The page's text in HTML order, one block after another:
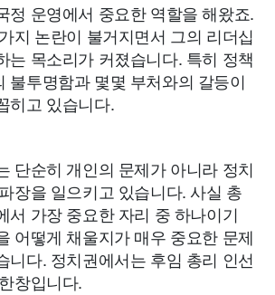
정 운영에서 중요한 역할을 해왔죠.
지 논란이 불거지면서 그의 리더십
는 목소리가 커졌습니다. 특히 정책
불투명함과 몇몇 부처와의 갈등이
히고 있습니다.
단순히 개인의 문제가 아니라 정치
장을 일으키고 있습니다. 사실 총
서 가장 중요한 자리 중 하나이기
어떻게 채울지가 매우 중요한 문제
니다. 정치권에서는 후임 총리 인선
창입니다.